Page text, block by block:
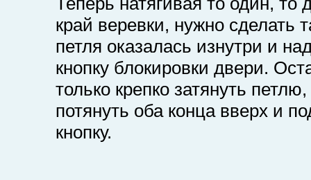
край веревки, нужно сделать
петля оказалась изнутри и
кнопку блокировки двери.
только крепко затянуть
потянуть оба конца вверх и
кнопку.